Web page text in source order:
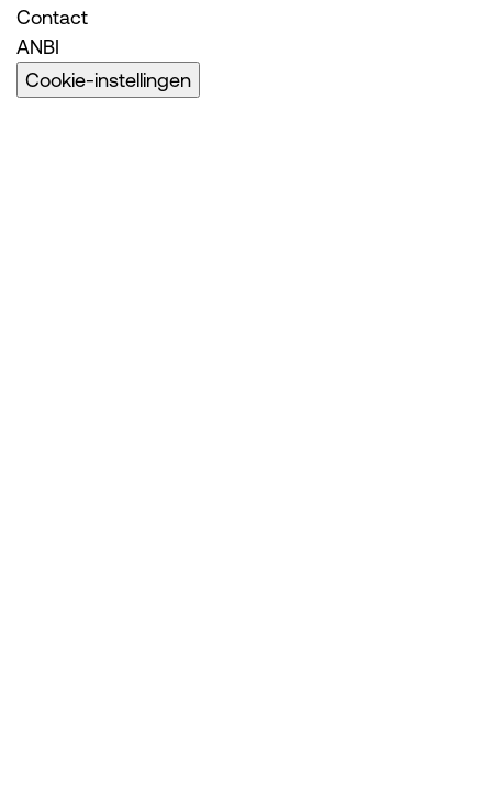
Contact
ANBI
Cookie-instellingen